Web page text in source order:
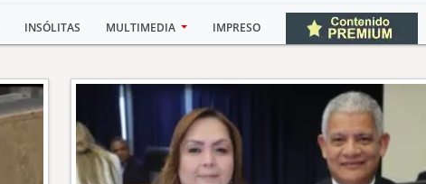
INSÓLITAS MULTIMEDIA IMPRESO